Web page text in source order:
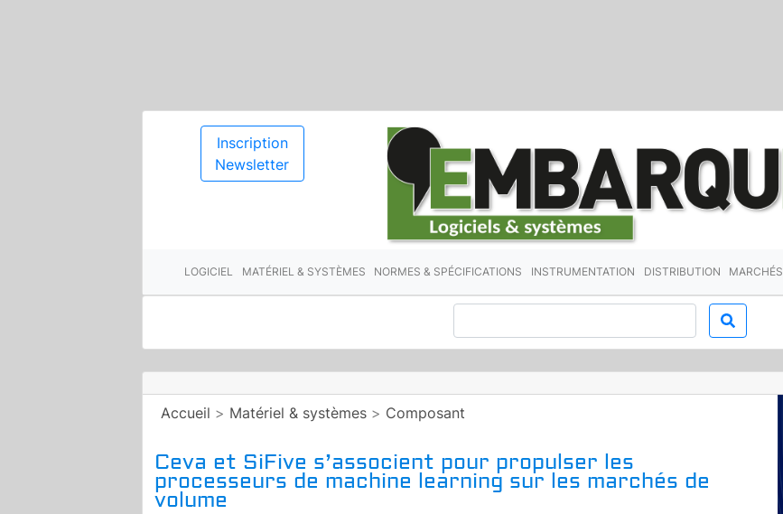
Inscription
Newsletter
LOGICIEL MATÉRIEL & SYSTÈMES NORMES & SPÉCIFICATIONS INSTRUMENTATION DISTRIBUTION MARCHÉS
Accueil > Matériel & systèmes > Composant
Ceva et SiFive s’associent pour propulser les
processeurs de machine learning sur les marchés de
volume